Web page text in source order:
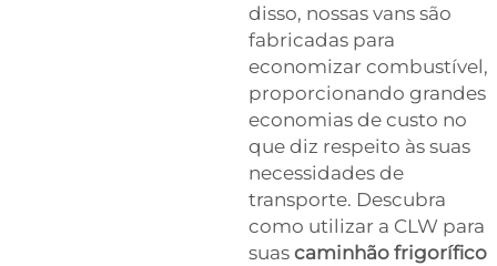
disso, nossas vans são
fabricadas para
economizar combustível,
proporcionando grandes
economias de custo no
que diz respeito às suas
necessidades de
transporte. Descubra
como utilizar a CLW para
suas caminhão frigorífico